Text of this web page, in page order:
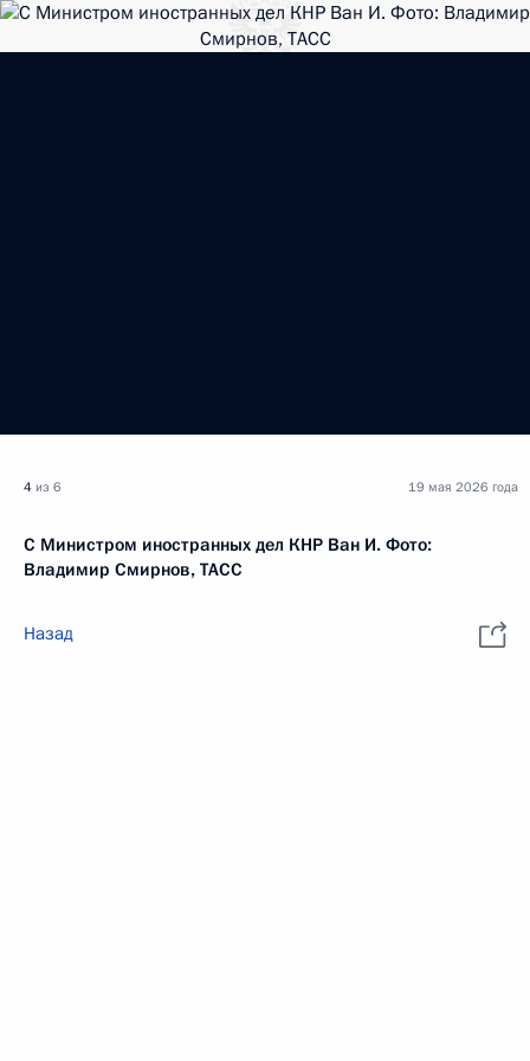
4 из 6
С Министром иностранных дел КНР Ван И. Фото:
Владимир Смирнов, ТАСС
19 мая 2026 года
Назад